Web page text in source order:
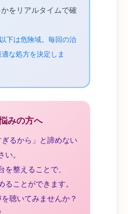
をリアルタイムで確
下は危険域。毎回の治
な処方を決定しま
みの方へ
ぎるから」と諦めない
い。
を整えることで、
ることができます。
聴いてみませんか？